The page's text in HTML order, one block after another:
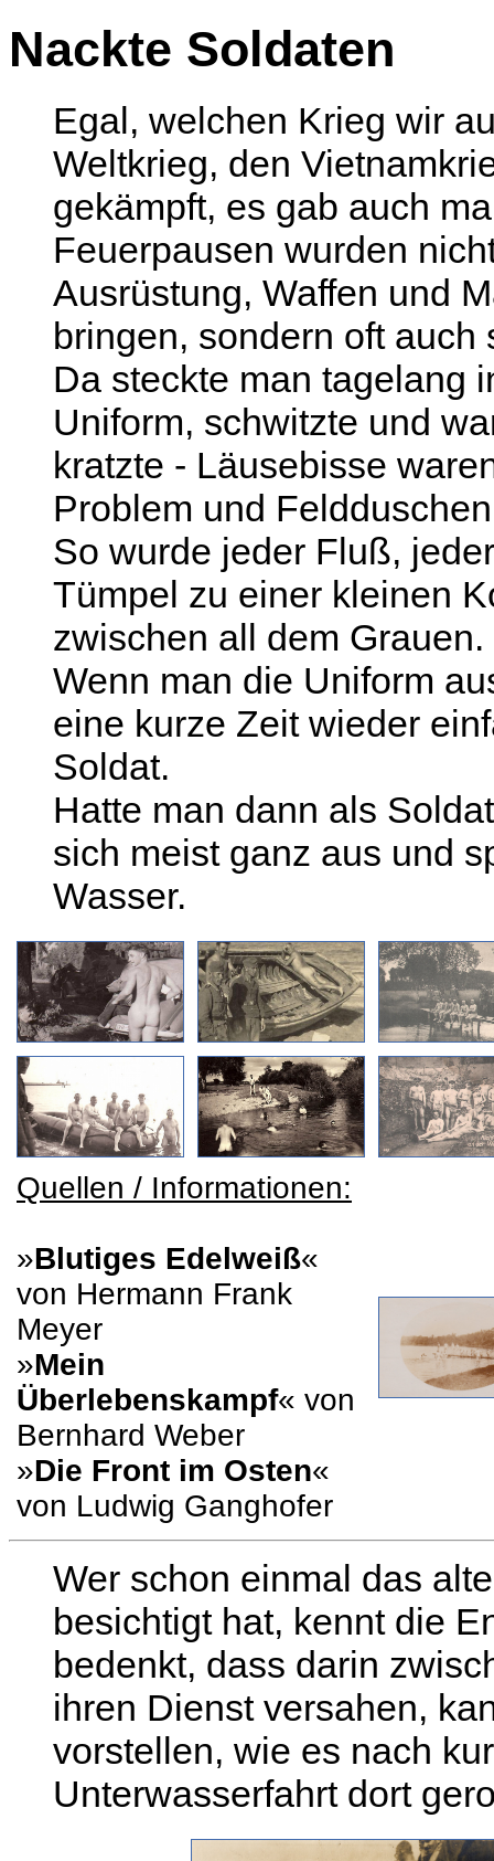
Nackte Soldaten
Egal, welchen Krieg wir
Weltkrieg, den
gekämpft, es gab auch
Feuerpausen wurden
Ausrüstung, Waffen und
bringen, sondern oft auch
Da steckte man tagelang
Uniform, schwitzte und
kratzte - Läusebisse
Problem und
So wurde jeder Fluß,
Tümpel zu einer kleinen
zwischen all dem Grauen.
Wenn man die Uniform
eine kurze Zeit wieder
Soldat.
Hatte man dann als
sich meist ganz aus und
Wasser.
Quellen / Informationen:
»Blutiges Edelweiß«
von Hermann Frank
Meyer
»Mein
Überlebenskampf« von
Bernhard Weber
»Die Front im Osten«
von Ludwig Ganghofer
Wer schon einmal das
besichtigt hat, kennt die
bedenkt, dass darin
ihren Dienst versahen,
vorstellen, wie es nach
Unterwasserfahrt dort